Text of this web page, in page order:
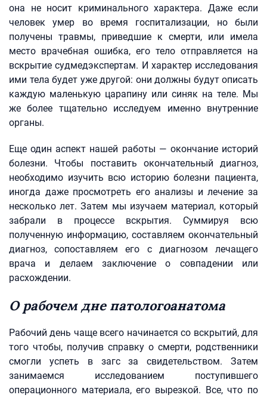
она не носит криминального характера. Даже если
человек умер во время госпитализации, но были
получены травмы, приведшие к смерти, или имела
место врачебная ошибка, его тело отправляется на
вскрытие судмедэкспертам. И характер исследования
ими тела будет уже другой: они должны будут описать
каждую маленькую царапину или синяк на теле. Мы
же более тщательно исследуем именно внутренние
органы.
Еще один аспект нашей работы — окончание историй
болезни. Чтобы поставить окончательный диагноз,
необходимо изучить всю историю болезни пациента,
иногда даже просмотреть его анализы и лечение за
несколько лет. Затем мы изучаем материал, который
забрали в процессе вскрытия. Суммируя всю
полученную информацию, составляем окончательный
диагноз, сопоставляем его с диагнозом лечащего
врача и делаем заключение о совпадении или
расхождении.
О рабочем дне патологоанатома
Рабочий день чаще всего начинается со вскрытий, для
того чтобы, получив справку о смерти, родственники
смогли успеть в загс за свидетельством. Затем
занимаемся исследованием поступившего
операционного материала, его вырезкой. Все, что по